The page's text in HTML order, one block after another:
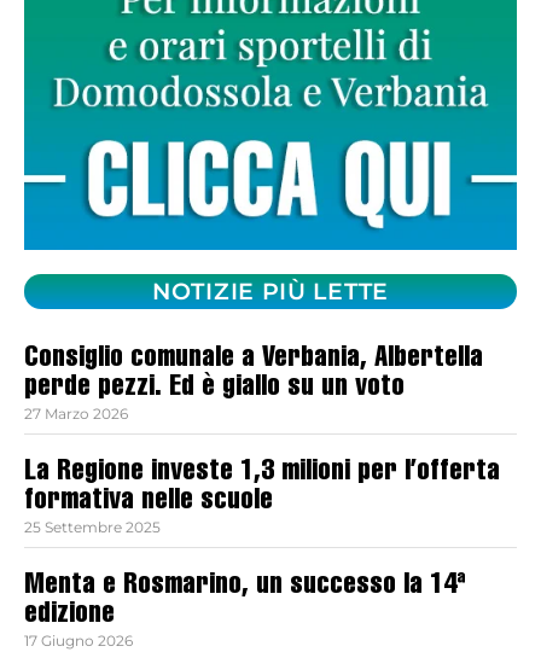
NOTIZIE PIÙ LETTE
Consiglio comunale a Verbania, Albertella
perde pezzi. Ed è giallo su un voto
27 Marzo 2026
La Regione investe 1,3 milioni per l’offerta
formativa nelle scuole
25 Settembre 2025
Menta e Rosmarino, un successo la 14ª
edizione
17 Giugno 2026